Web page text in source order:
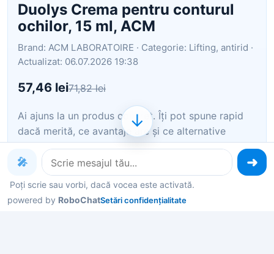
Duolys Crema pentru conturul
ochilor, 15 ml, ACM
Brand: ACM LABORATOIRE · Categorie: Lifting, antirid ·
Actualizat: 06.07.2026 19:38
57,46 lei71,82 lei
Ai ajuns la un produs concret. Îți pot spune rapid
dacă merită, ce avantaje are și ce alternative
similare găsești mai ușor.
Pe scurt: Duolys Crema pentru conturul ochilor, 15
ml, ACM Un produs de ingrijire pentru conturul
ochilor, care netezeste ridurile, reduce pungile de
🎤
Poți scrie sau vorbi, dacă vocea este activată.
powered by RoboChatSetări confidențialitate
↓